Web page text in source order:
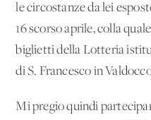
le circostanze da lei
16 scorso aprile, colla
biglietti della Lotteria
di S. Francesco in
Mi pregio quindi